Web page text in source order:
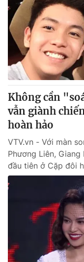
Không cần
vẫn giành
hoàn hảo
VTV.vn - Với màn
Phương Liên,
đầu tiên ở Cặp đôi